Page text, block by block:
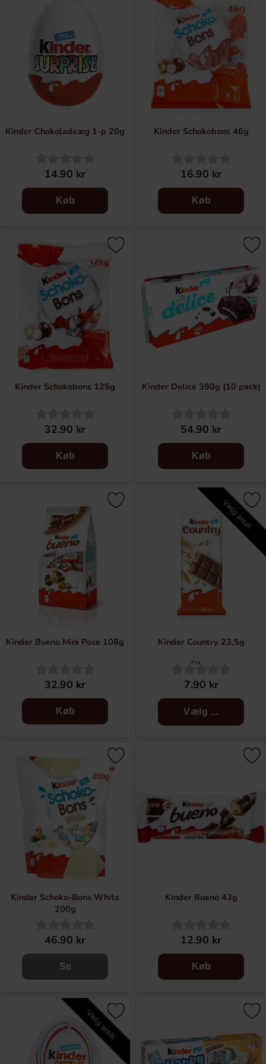
Kinder Bueno, Kinder Maxi, Kinder Joy, Kinder Schokobons
Kinder Chokoladeæg 1-p 20g
14.90 kr
Køb
Kinder Schokobons 46g
16.90 kr
Køb
Kinder Schokobons 125g
32.90 kr
Køb
Kinder Delice 390g (10 pack)
54.90 kr
Køb
Kinder Bueno Mini Pose 108g
32.90 kr
Køb
Vælg antal
Kinder Country 23,5g
Fra
7.90 kr
Vælg ...
Kinder Schoko-Bons White
200g
46.90 kr
Se
Kinder Bueno 43g
12.90 kr
Køb
Vælg antal